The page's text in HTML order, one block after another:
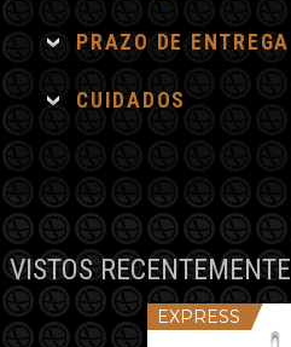
PRAZO DE ENTREGA
CUIDADOS
VISTOS RECENTEMENTE
EXPRESS